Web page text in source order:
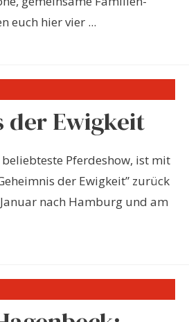
euch hier vier ...
der Ewigkeit
Pferdeshow, ist mit
der Ewigkeit” zurück
nach Hamburg und am